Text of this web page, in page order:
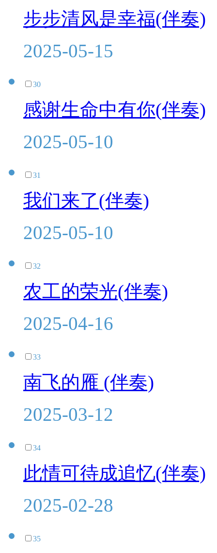
步步清风是幸福(伴奏)
2025-05-15
30
感谢生命中有你(伴奏)
2025-05-10
31
我们来了(伴奏)
2025-05-10
32
农工的荣光(伴奏)
2025-04-16
33
南飞的雁 (伴奏)
2025-03-12
34
此情可待成追忆(伴奏)
2025-02-28
35